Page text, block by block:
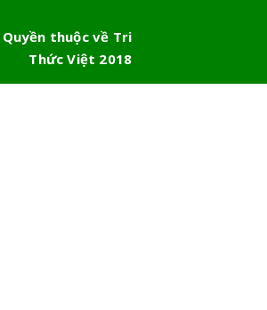
Quyền thuộc về Tri
Thức Việt 2018